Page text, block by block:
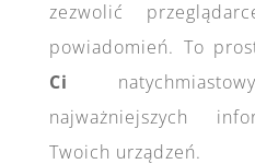
zezwolić
powiadomień. To
Ci
najważniejszych
Twoich urządzeń.